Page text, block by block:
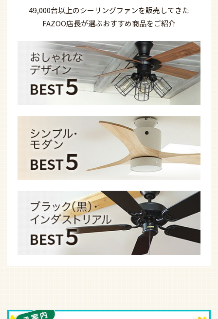
49,000台以上のシーリングファンを販売してきた
FAZOO店長が選ぶおすすめ商品をご紹介